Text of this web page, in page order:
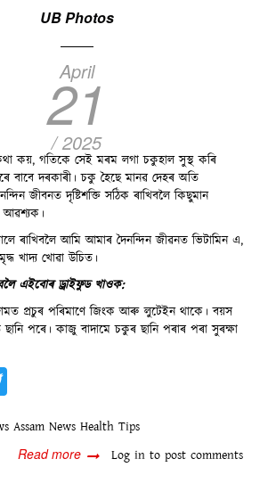
UB Photos
April
21
/ 2025
কয়, গতিকে সেই মৰম লগা চকুহাল সুস্থ কৰি
বাবে দৰকাৰী। চকু হৈছে মানৱ দেহৰ অতি
জীবনত দৃষ্টিশক্তি সঠিক ৰাখিবলৈ কিছুমান
আৱশ্যক।
ভালে ৰাখিবলৈ আমি আমাৰ দৈনন্দিন জীৱনত ভিটামিন এ,
খাদ্য খোৱা উচিত।
এইবোৰ ড্ৰাইফুড খাওক:
প্ৰচুৰ পৰিমাণে জিংক আৰু লুটেইন থাকে। বয়স
পৰে। কাজু বাদামে চকুৰ ছানি পৰাৰ পৰা সুৰক্ষা
Assam News Health Tips
Read more aboutLog in to post comments